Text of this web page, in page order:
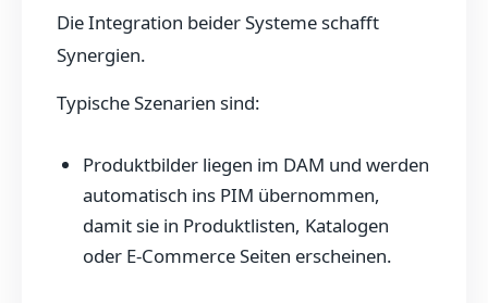
Die Integration beider Systeme schafft
Synergien.
Typische Szenarien sind:
Produktbilder liegen im DAM und werden
automatisch ins PIM übernommen,
damit sie in Produktlisten, Katalogen
oder E-Commerce Seiten erscheinen.